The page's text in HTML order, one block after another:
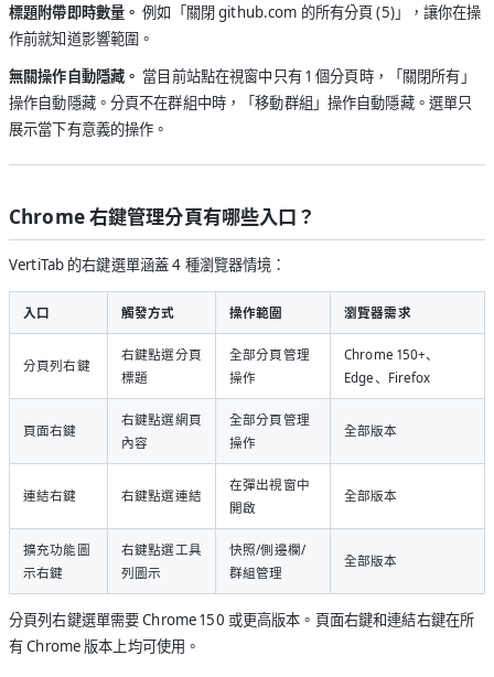
標題附帶即時數量。 例如「關閉 github.com 的所有分頁 (5)」，讓你在操
作前就知道影響範圍。
無關操作自動隱藏。 當目前站點在視窗中只有 1 個分頁時，「關閉所有」
操作自動隱藏。分頁不在群組中時，「移動群組」操作自動隱藏。選單只
展示當下有意義的操作。
Chrome 右鍵管理分頁有哪些入口？
VertiTab 的右鍵選單涵蓋 4 種瀏覽器情境：
入口 觸發方式 操作範圍 瀏覽器需求
分頁列右鍵
右鍵點選分頁
標題
全部分頁管理
操作
Chrome 150+、
Edge、Firefox
頁面右鍵
右鍵點選網頁
內容
全部分頁管理
操作
全部版本
連結右鍵 右鍵點選連結
在彈出視窗中
開啟
全部版本
擴充功能圖
示右鍵
右鍵點選工具
列圖示
快照/側邊欄/
群組管理
全部版本
分頁列右鍵選單需要 Chrome 150 或更高版本。頁面右鍵和連結右鍵在所
有 Chrome 版本上均可使用。